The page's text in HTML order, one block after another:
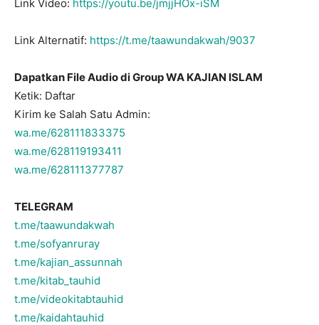
Link Video: https://youtu.be/jmjjHOx-iSM
Link Alternatif: https://t.me/taawundakwah/9037
Dapatkan File Audio di Group WA KAJIAN ISLAM
Ketik: Daftar
Kirim ke Salah Satu Admin:
wa.me/628111833375
wa.me/628119193411
wa.me/628111377787
TELEGRAM
t.me/taawundakwah
t.me/sofyanruray
t.me/kajian_assunnah
t.me/kitab_tauhid
t.me/videokitabtauhid
t.me/kaidahtauhid